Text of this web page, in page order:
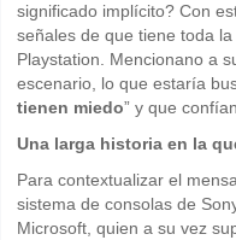
significado implícito? Con
señales de que tiene toda
Playstation. Mencionano a
escenario, lo que estaría
tienen miedo” y que
Una larga historia en la
Para contextualizar el
sistema de consolas de
Microsoft, quien a su vez